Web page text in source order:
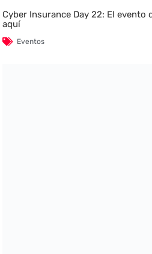
Cyber Insurance Day 22: El evento
aquí
Eventos